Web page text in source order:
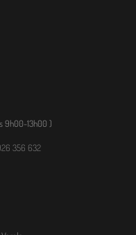
9h00-13h00 )
356 632